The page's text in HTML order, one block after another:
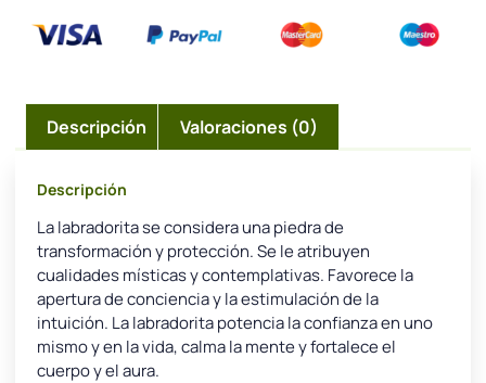
Descripción Valoraciones (0)
Descripción
La labradorita se considera una piedra de
transformación y protección. Se le atribuyen
cualidades místicas y contemplativas. Favorece la
apertura de conciencia y la estimulación de la
intuición. La labradorita potencia la confianza en uno
mismo y en la vida, calma la mente y fortalece el
cuerpo y el aura.